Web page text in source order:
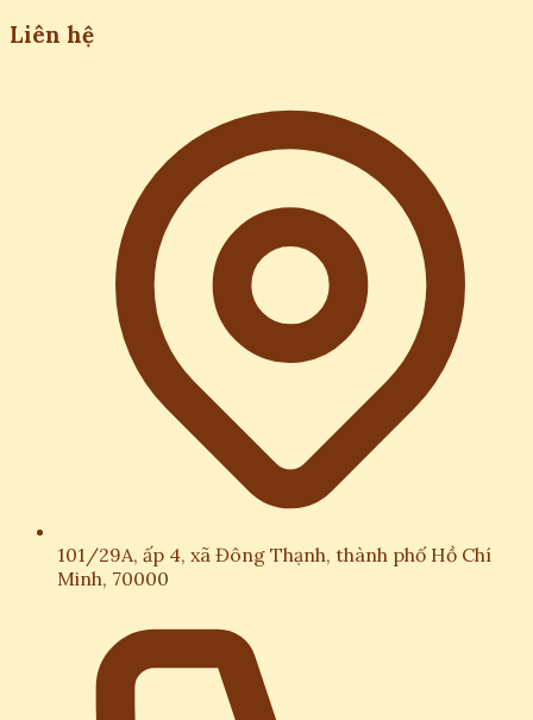
Liên hệ
101/29A, ấp 4, xã Đông Thạnh, thành phố Hồ Chí
Minh, 70000